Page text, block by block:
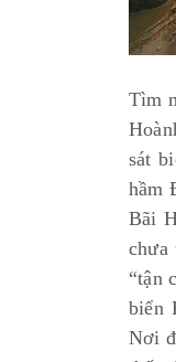
Tìm
sát
hầm
Bãi
chưa
“tận
biển
Nơi